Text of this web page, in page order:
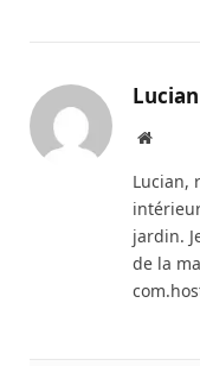
Lucian
Website
Lucian,
jardin.
de la